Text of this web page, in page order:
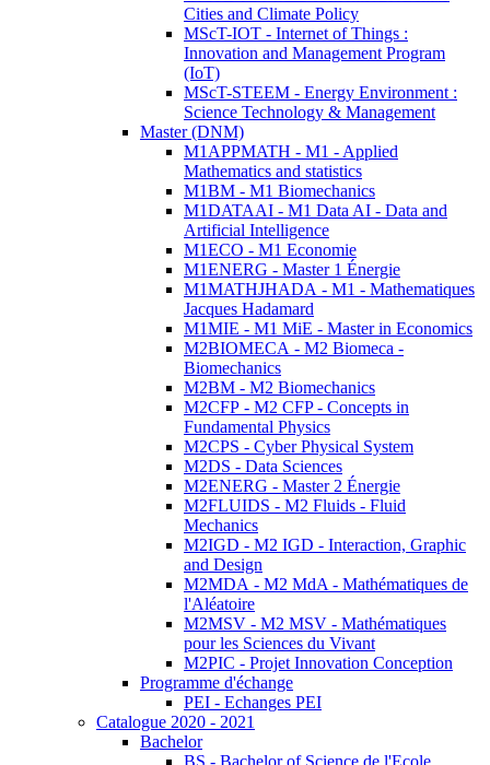
Cities and Climate Policy
MScT-IOT - Internet of Things :
Innovation and Management Program
(IoT)
MScT-STEEM - Energy Environment :
Science Technology & Management
Master (DNM)
M1APPMATH - M1 - Applied
Mathematics and statistics
M1BM - M1 Biomechanics
M1DATAAI - M1 Data AI - Data and
Artificial Intelligence
M1ECO - M1 Economie
M1ENERG - Master 1 Énergie
M1MATHJHADA - M1 - Mathematiques
Jacques Hadamard
M1MIE - M1 MiE - Master in Economics
M2BIOMECA - M2 Biomeca -
Biomechanics
M2BM - M2 Biomechanics
M2CFP - M2 CFP - Concepts in
Fundamental Physics
M2CPS - Cyber Physical System
M2DS - Data Sciences
M2ENERG - Master 2 Énergie
M2FLUIDS - M2 Fluids - Fluid
Mechanics
M2IGD - M2 IGD - Interaction, Graphic
and Design
M2MDA - M2 MdA - Mathématiques de
l'Aléatoire
M2MSV - M2 MSV - Mathématiques
pour les Sciences du Vivant
M2PIC - Projet Innovation Conception
Programme d'échange
PEI - Echanges PEI
Catalogue 2020 - 2021
Bachelor
BS - Bachelor of Science de l'Ecole